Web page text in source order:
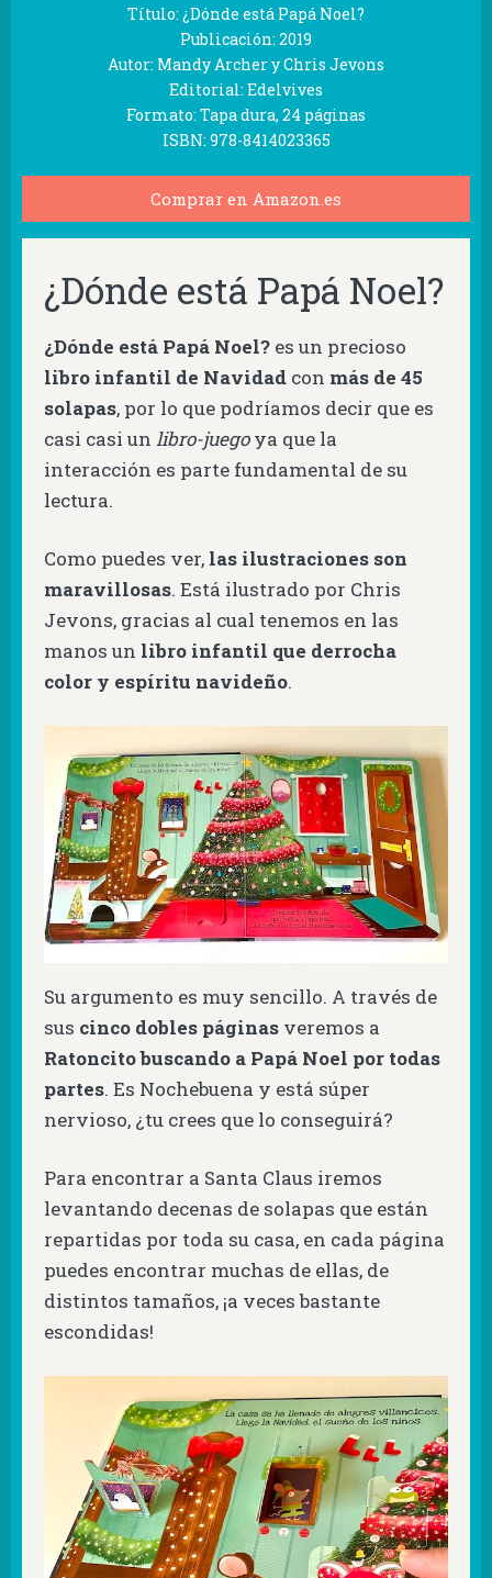
Título: ¿Dónde está Papá Noel?
Publicación: 2019
Autor: Mandy Archer y Chris Jevons
Editorial: Edelvives
Formato: Tapa dura, 24 páginas
ISBN: 978-8414023365
Comprar en Amazon.es
¿Dónde está Papá Noel?
¿Dónde está Papá Noel? es un precioso
libro infantil de Navidad con más de 45
solapas, por lo que podríamos decir que es
casi casi un libro-juegoya que la
interacción es parte fundamental de su
lectura.
Como puedes ver, las ilustraciones son
maravillosas. Está ilustrado por Chris
Jevons, gracias al cual tenemos en las
manos un libro infantil que derrocha
color y espíritu navideño.
Su argumento es muy sencillo. A través de
sus cinco dobles páginas veremos a
Ratoncito buscando a Papá Noel por todas
partes. Es Nochebuena y está súper
nervioso, ¿tu crees que lo conseguirá?
Para encontrar a Santa Claus iremos
levantando decenas de solapas que están
repartidas por toda su casa, en cada página
puedes encontrar muchas de ellas, de
distintos tamaños, ¡a veces bastante
escondidas!